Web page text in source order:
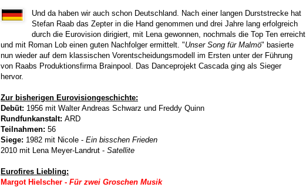
Und da haben wir auch schon Deutschland. Nach einer langen Durststrecke hat
Stefan Raab das Zepter in die Hand genommen und drei Jahre lang erfolgreich
durch die Eurovision dirigiert, mit Lena gewonnen, nochmals die Top Ten erreicht
und mit Roman Lob einen guten Nachfolger ermittelt. "Unser Song für Malmö" basierte
nun wieder auf dem klassischen Vorentscheidungsmodell im Ersten unter der Führung
von Raabs Produktionsfirma Brainpool. Das Danceprojekt Cascada ging als Sieger
hervor.
Zur bisherigen Eurovisiongeschichte:
Debüt: 1956 mit Walter Andreas Schwarz und Freddy Quinn
Rundfunkanstalt: ARD
Teilnahmen: 56
Siege: 1982 mit Nicole - Ein bisschen Frieden
2010 mit Lena Meyer-Landrut - Satellite
Eurofires Liebling:
Margot Hielscher - Für zwei Groschen Musik